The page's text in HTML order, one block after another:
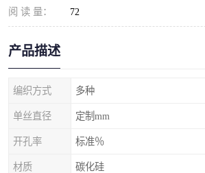
阅 读 量： 72
产品描述
编织方式 多种
单丝直径 定制mm
开孔率 标准％
材质 碳化硅